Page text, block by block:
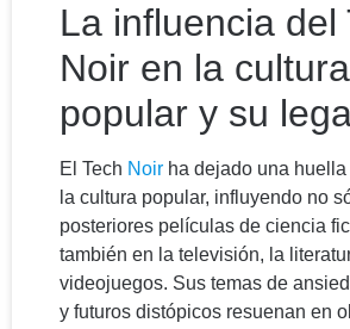
La influencia del
Noir en la cultura
popular y su
El Tech Noir ha dejado una
la cultura popular, influyendo no
posteriores películas de ciencia
también en la televisión, la
videojuegos. Sus temas de
y futuros distópicos resuenan en